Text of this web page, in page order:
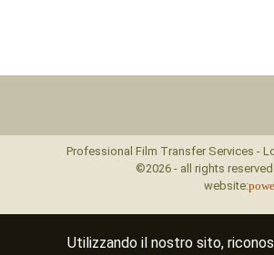
Utilizzando il nostro sito,
Professional Film Transfer Services -
©2026 - all rights
website: